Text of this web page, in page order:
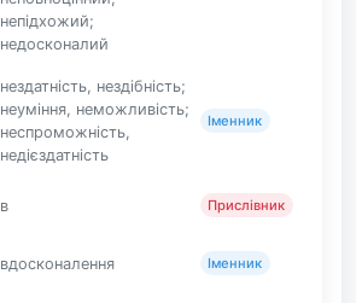
непідхожий;
недосконалий
нездатність, нездібність;
неуміння, неможливість;
неспроможність,
недієздатність
Іменник
в Прислівник
вдосконалення Іменник